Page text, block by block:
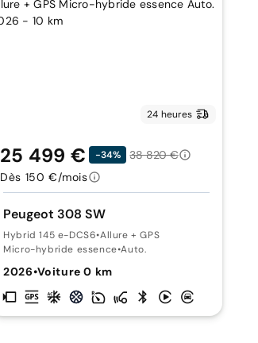
24 heures
Peugeot 308 SW
Hybrid 145 e-DCS6•Allure + GPS
Micro-hybride essence•Auto.
2026•Voiture 0 km
25 499 € -34%
38 820 €
Dès 150 €/mois